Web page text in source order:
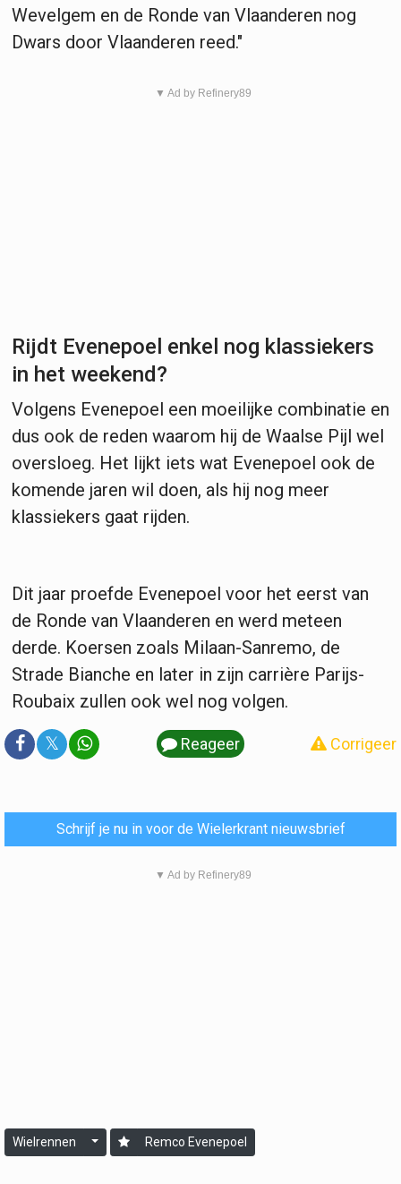
Wevelgem en de Ronde van Vlaanderen nog
Dwars door Vlaanderen reed."
▼ Ad by Refinery89
Rijdt Evenepoel enkel nog klassiekers
in het weekend?
Volgens Evenepoel een moeilijke combinatie en
dus ook de reden waarom hij de Waalse Pijl wel
oversloeg. Het lijkt iets wat Evenepoel ook de
komende jaren wil doen, als hij nog meer
klassiekers gaat rijden.
Dit jaar proefde Evenepoel voor het eerst van
de Ronde van Vlaanderen en werd meteen
derde. Koersen zoals Milaan-Sanremo, de
Strade Bianche en later in zijn carrière Parijs-
Roubaix zullen ook wel nog volgen.
𝕏 Reageer Corrigeer
Schrijf je nu in voor de Wielerkrant nieuwsbrief
▼ Ad by Refinery89
Wielrennen Remco Evenepoel